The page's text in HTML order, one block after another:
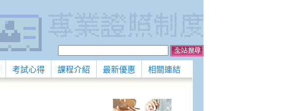
考試心得 課程介紹 最新優惠 相關連結